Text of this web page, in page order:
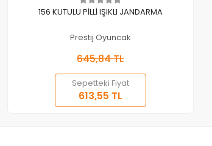
Sepete Ekle
156 KUTULU PİLLİ IŞIKLI JANDARMA
Prestij Oyuncak
645,84 TL
Sepetteki Fiyat
613,55 TL